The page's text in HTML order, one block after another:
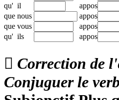
qu' il
appos
que nous
appos
que vous
appos
qu' ils appos
 Correction de
Conjuguer le